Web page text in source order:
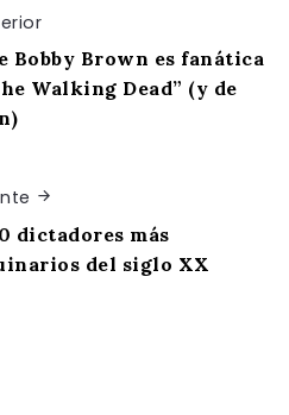
Bobby Brown es fanática
Walking Dead” (y de
dictadores más
del siglo XX